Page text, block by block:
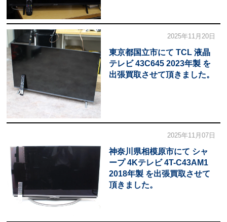
2025年11月20日
東京都国立市にて TCL 液晶
テレビ 43C645 2023年製 を
出張買取させて頂きました。
2025年11月07日
神奈川県相模原市にて シャ
ープ 4Kテレビ 4T-C43AM1
2018年製 を出張買取させて
頂きました。